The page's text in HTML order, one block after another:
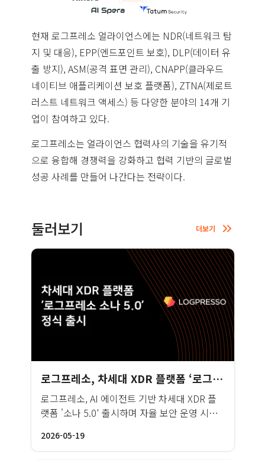
현재 로그프레소 얼라이언스에는 NDR(네트워크 탐
지 및 대응), EPP(엔드포인트 보호), DLP(데이터 유
출 방지), ASM(공격 표면 관리), CNAPP(클라우드
네이티브 애플리케이션 보호 플랫폼), ZTNA(제로트
러스트 네트워크 액세스) 등 다양한 분야의 14개 기
업이 참여하고 있다.
로그프레소는 얼라이언스 협력사의 기술을 유기적
으로 융합해 경쟁력을 강화하고 협력 기반의 글로벌
성공 사례를 만들어 나간다는 전략이다.
둘러보기 더보기
로그프레소, 차세대 XDR 플랫폼 ‘로그프레소 소나 5.0’ 정식 출시
로그프레소, AI 에이전트 기반 차세대 XDR 플
랫폼 '소나 5.0' 출시하며 자율 보안 운영 시장
2026-05-19